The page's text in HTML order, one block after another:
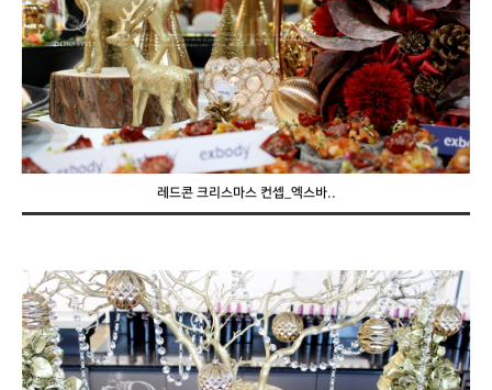
레드콘 크리스마스 컨셉_엑스바..